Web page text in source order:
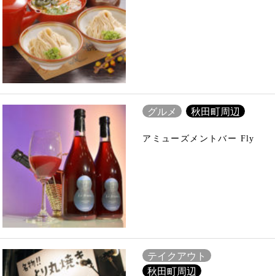
グルメ 秋田町周辺
アミューズメントバー Fly
テイクアウト
秋田町周辺